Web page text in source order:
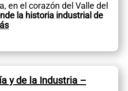
en el corazón del Valle del
la historia industrial de
y de la Industria –